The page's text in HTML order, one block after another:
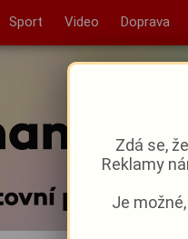
Sport Video Doprava
Zdá se,
Reklamy
Je